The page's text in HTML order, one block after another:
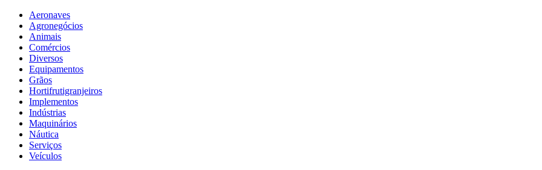
Aeronaves
Agronegócios
Animais
Comércios
Diversos
Equipamentos
Grãos
Hortifrutigranjeiros
Implementos
Indústrias
Maquinários
Náutica
Serviços
Veículos